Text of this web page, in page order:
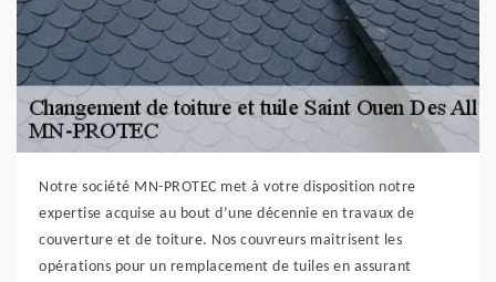
Notre société MN-PROTEC met à votre disposition notre
expertise acquise au bout d’une décennie en travaux de
couverture et de toiture. Nos couvreurs maitrisent les
opérations pour un remplacement de tuiles en assurant